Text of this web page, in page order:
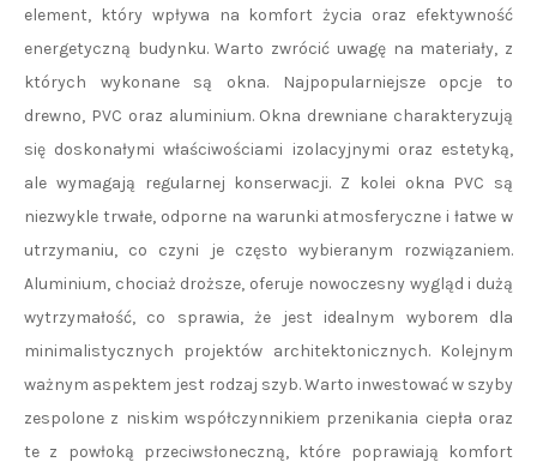
element, który wpływa na komfort życia oraz efektywność
energetyczną budynku. Warto zwrócić uwagę na materiały, z
których wykonane są okna. Najpopularniejsze opcje to
drewno, PVC oraz aluminium. Okna drewniane charakteryzują
się doskonałymi właściwościami izolacyjnymi oraz estetyką,
ale wymagają regularnej konserwacji. Z kolei okna PVC są
niezwykle trwałe, odporne na warunki atmosferyczne i łatwe w
utrzymaniu, co czyni je często wybieranym rozwiązaniem.
Aluminium, chociaż droższe, oferuje nowoczesny wygląd i dużą
wytrzymałość, co sprawia, że jest idealnym wyborem dla
minimalistycznych projektów architektonicznych. Kolejnym
ważnym aspektem jest rodzaj szyb. Warto inwestować w szyby
zespolone z niskim współczynnikiem przenikania ciepła oraz
te z powłoką przeciwsłoneczną, które poprawiają komfort